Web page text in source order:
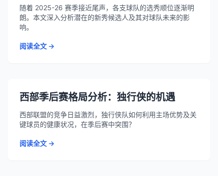
随着 2025-26 赛季接近尾声，各支球队的选秀顺位逐渐明
朗。本文深入分析潜在的新秀候选人及其对球队未来的影
响。
阅读全文 →
西部季后赛格局分析：独行侠的机遇
西部联盟的竞争日益激烈，独行侠队如何利用主场优势及关
键球员的健康状况，在季后赛中突围？
阅读全文 →